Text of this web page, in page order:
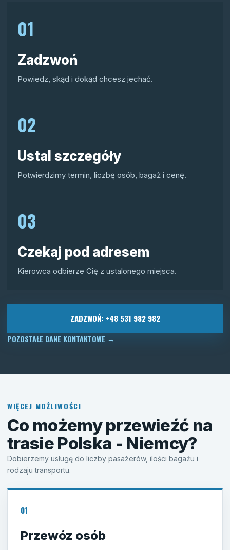
01
Zadzwoń
Powiedz, skąd i dokąd chcesz jechać.
02
Ustal szczegóły
Potwierdzimy termin, liczbę osób, bagaż i cenę.
03
Czekaj pod adresem
Kierowca odbierze Cię z ustalonego miejsca.
ZADZWOŃ: +48 531 982 982
POZOSTAŁE DANE KONTAKTOWE →
WIĘCEJ MOŻLIWOŚCI
Co możemy przewieźć na
trasie Polska - Niemcy?
Dobierzemy usługę do liczby pasażerów, ilości bagażu i
rodzaju transportu.
01
Przewóz osób